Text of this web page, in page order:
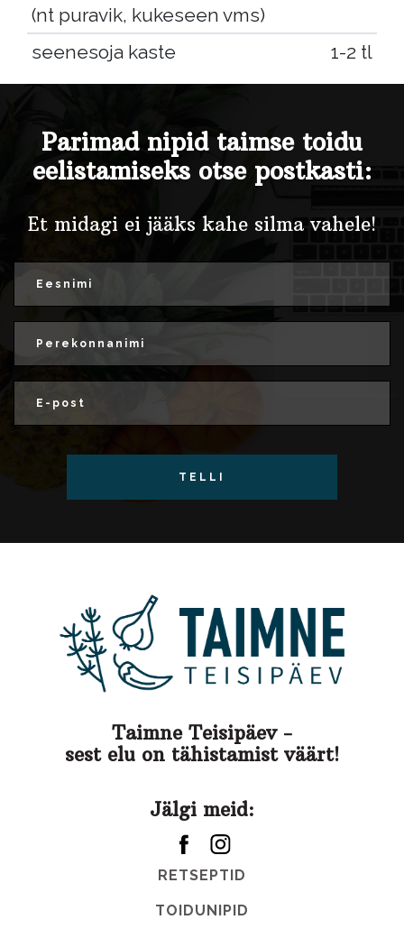
(nt puravik, kukeseen vms)
seenesoja kaste 1-2 tl
Parimad nipid taimse toidu
eelistamiseks otse postkasti:
Et midagi ei jääks kahe silma vahele!
TELLI
Taimne Teisipäev -
sest elu on tähistamist väärt!
Jälgi meid:
RETSEPTID
TOIDUNIPID